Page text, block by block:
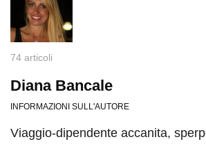
74 articoli
Diana Bancale
INFORMAZIONI SULL'AUTORE
Viaggio-dipendente accanita,